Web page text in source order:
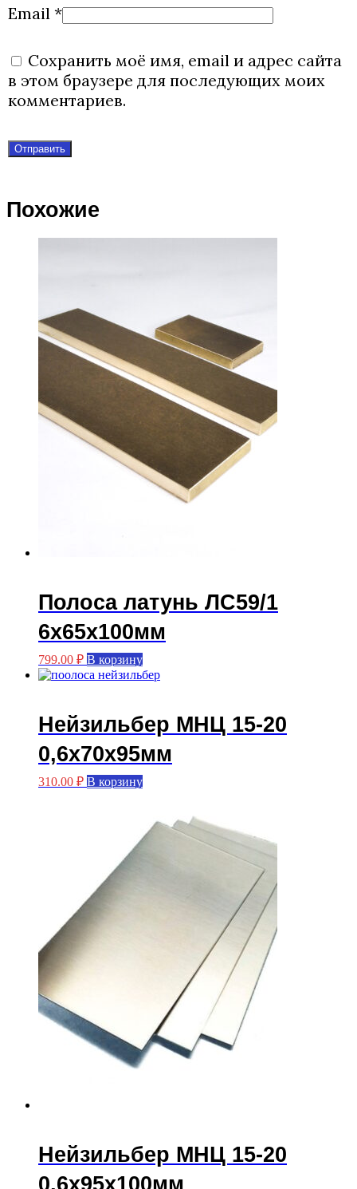
Email *
Сохранить моё имя, email и адрес сайта
в этом браузере для последующих моих
комментариев.
Похожие
Полоса латунь ЛС59/1
6х65х100мм
799.00 ₽ В корзину
Нейзильбер МНЦ 15-20
0,6х70х95мм
310.00 ₽ В корзину
Нейзильбер МНЦ 15-20
0,6х95х100мм